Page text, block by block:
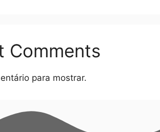
Comments
para mostrar.